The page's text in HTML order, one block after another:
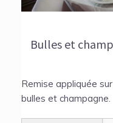
Bulles et
Remise appliquée
bulles et champagne.